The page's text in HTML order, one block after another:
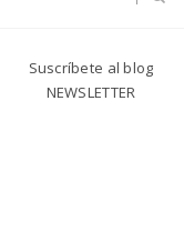
Suscríbete al blog
NEWSLETTER